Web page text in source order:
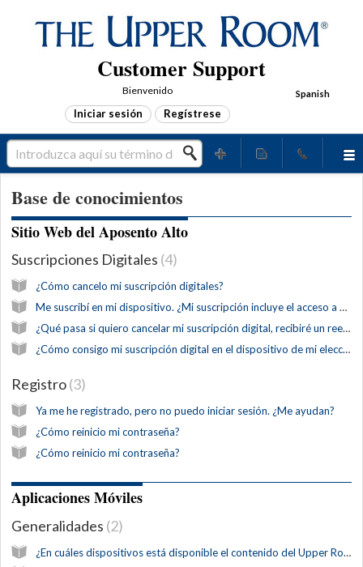
Customer Support
Spanish
Bienvenido
Iniciar sesión Regístrese
Base de conocimientos
Sitio Web del Aposento Alto
Suscripciones Digitales 4
¿Cómo cancelo mi suscripción digitales?
Me suscribí en mi dispositivo. ¿Mi suscripción incluye el acceso a otros productos digitales?
¿Qué pasa si quiero cancelar mi suscripción digital, recibiré un reembolso?
¿Cómo consigo mi suscripción digital en el dispositivo de mi elección?
Registro 3
Ya me he registrado, pero no puedo iniciar sesión. ¿Me ayudan?
¿Cómo reinicio mi contraseña?
¿Cómo reinicio mi contraseña?
Aplicaciones Móviles
Generalidades 2
¿En cuáles dispositivos está disponible el contenido del Upper Room?